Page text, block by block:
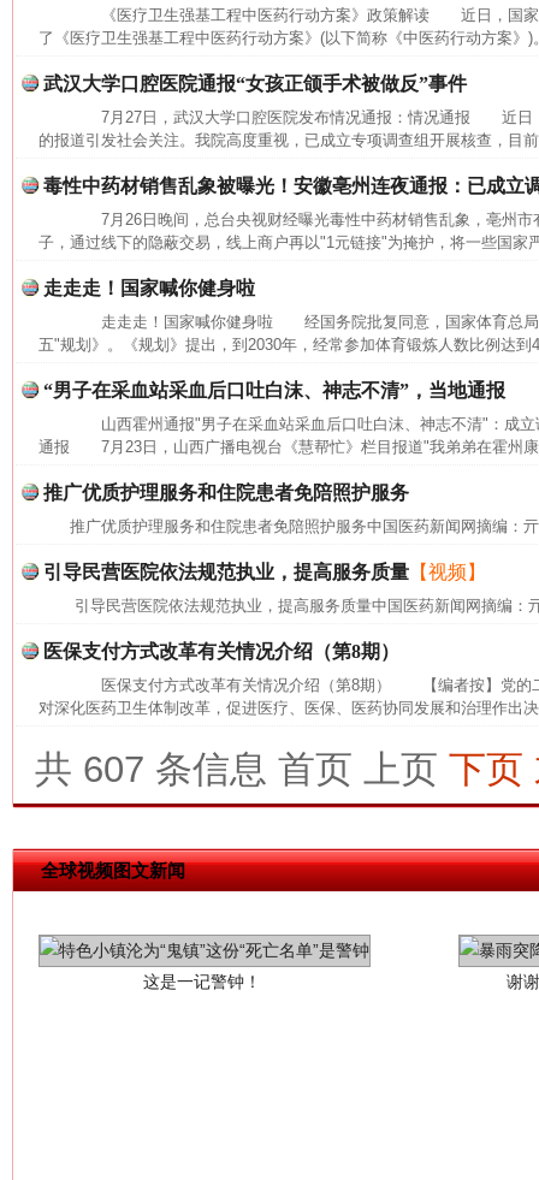
《医疗卫生强基工程中医药行动方案》政策解读 近日，国家
了《医疗卫生强基工程中医药行动方案》(以下简称《中医药行动方案》
武汉大学口腔医院通报“女孩正颌手术被做反”事件
7月27日，武汉大学口腔医院发布情况通报：情况通报 近日
的报道引发社会关注。我院高度重视，已成立专项调查组开展核查，目
毒性中药材销售乱象被曝光！安徽亳州连夜通报：已成立
7月26日晚间，总台央视财经曝光毒性中药材销售乱象，亳州市
子，通过线下的隐蔽交易，线上商户再以"1元链接"为掩护，将一些国家
走走走！国家喊你健身啦
走走走！国家喊你健身啦 经国务院批复同意，国家体育总局
五"规划》。《规划》提出，到2030年，经常参加体育锻炼人数比例
“男子在采血站采血后口吐白沫、神志不清”，当地通报
山西霍州通报"男子在采血站采血后口吐白沫、神志不清"：成
通报 7月23日，山西广播电视台《慧帮忙》栏目报道"我弟弟在霍州
推广优质护理服务和住院患者免陪照护服务
推广优质护理服务和住院患者免陪照护服务中国医药新闻网摘编：
引导民营医院依法规范执业，提高服务质量 【视频】
引导民营医院依法规范执业，提高服务质量中国医药新闻网摘编：
医保支付方式改革有关情况介绍（第8期）
医保支付方式改革有关情况介绍（第8期） 【编者按】党的二
对深化医药卫生体制改革，促进医疗、医保、医药协同发展和治理作出
共 607 条信息 首页 上页 下页
全球视频图文新闻
网上购药对药下症？
这是一记警钟！ 谢